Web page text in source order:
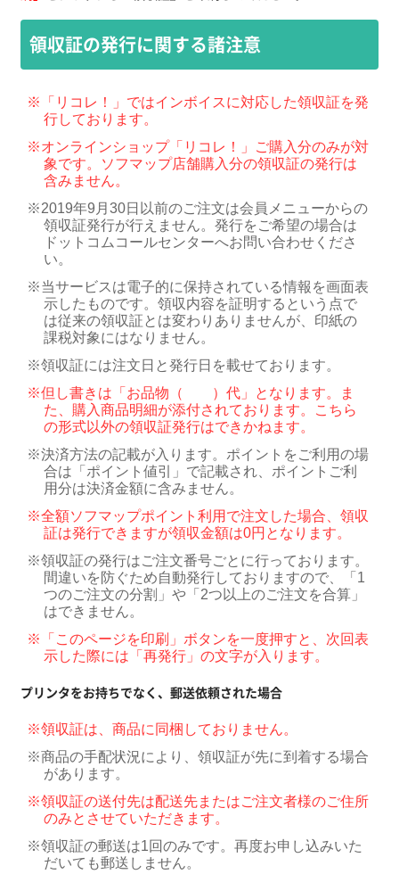
領収証の発行に関する諸注意
※
「リコレ！」ではインボイスに対応した領収証を発
行しております。
※オンラインショップ「リコレ！」ご購入分のみが対
象です。ソフマップ店舗購入分の領収証の発行は
含みません。
※2019年9月30日以前のご注文は会員メニューからの
領収証発行が行えません。発行をご希望の場合は
ドットコムコールセンターへお問い合わせくださ
い。
※当サービスは電子的に保持されている情報を画面表
示したものです。領収内容を証明するという点で
は従来の領収証とは変わりありませんが、印紙の
課税対象にはなりません。
※領収証には注文日と発行日を載せております。
※但し書きは「お品物（ ）代」となります。ま
た、購入商品明細が添付されております。こちら
の形式以外の領収証発行はできかねます。
※決済方法の記載が入ります。ポイントをご利用の場
合は「ポイント値引」で記載され、ポイントご利
用分は決済金額に含みません。
※全額ソフマップポイント利用で注文した場合、領収
証は発行できますが領収金額は0円となります。
※領収証の発行はご注文番号ごとに行っております。
間違いを防ぐため自動発行しておりますので、「1
つのご注文の分割」や「2つ以上のご注文を合算」
はできません。
※
「このページを印刷」ボタンを一度押すと、次回表
示した際には「再発行」の文字が入ります。
プリンタをお持ちでなく、郵送依頼された場合
※領収証は、商品に同梱しておりません。
※商品の手配状況により、領収証が先に到着する場合
があります。
※領収証の送付先は配送先またはご注文者様のご住所
のみとさせていただきます。
※領収証の郵送は1回のみです。再度お申し込みいた
だいても郵送しません。